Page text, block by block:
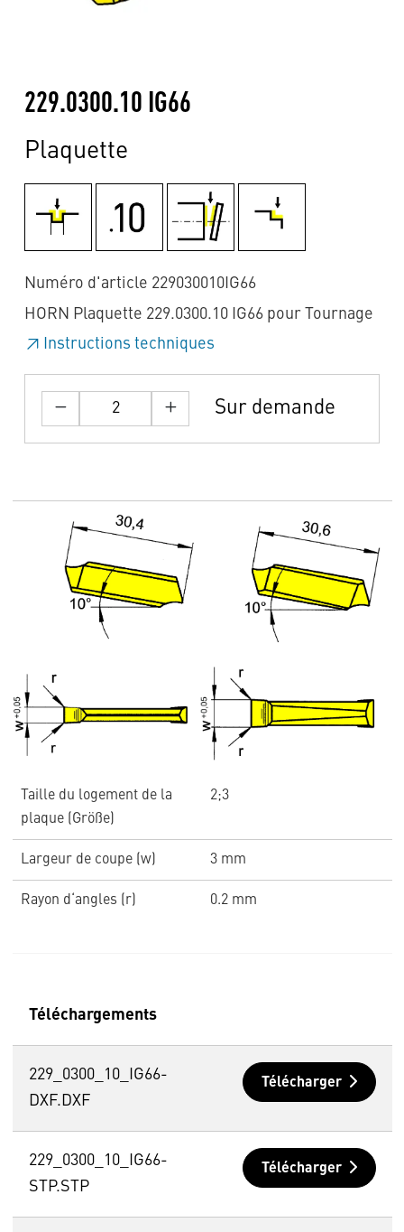
229.0300.10 IG66
Plaquette
Numéro d'article 229030010IG66
HORN Plaquette 229.0300.10 IG66 pour Tournage
Instructions techniques
Sur demande
Taille du logement de la
plaque (Größe)
2;3
Largeur de coupe (w) 3 mm
Rayon d‘angles (r) 0.2 mm
Téléchargements
229_0300_10_IG66-
DXF.DXF
Télécharger
229_0300_10_IG66-
STP.STP
Télécharger